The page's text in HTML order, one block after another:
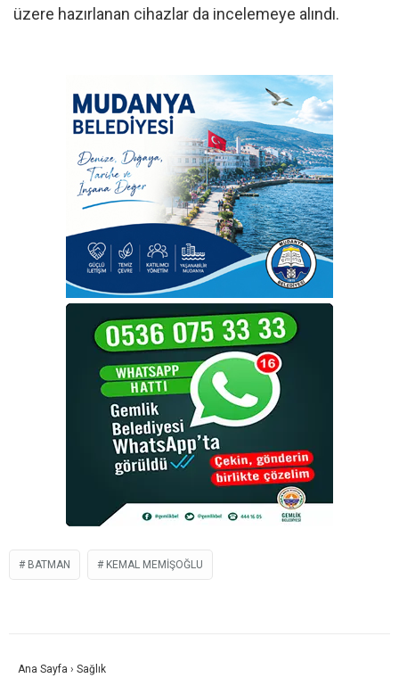
üzere hazırlanan cihazlar da incelemeye alındı.
BATMAN KEMAL MEMIŞOĞLU
Ana Sayfa › Sağlık